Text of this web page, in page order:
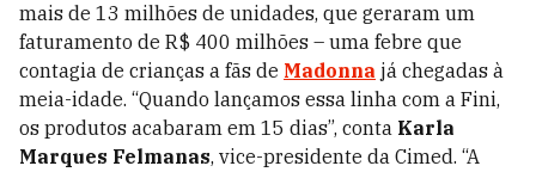
mais de 13 milhões de unidades, que geraram um
faturamento de R$ 400 milhões – uma febre que
contagia de crianças a fãs de Madonna já chegadas à
meia-idade. “Quando lançamos essa linha com a Fini,
os produtos acabaram em 15 dias”, conta Karla
Marques Felmanas, vice-presidente da Cimed. “A